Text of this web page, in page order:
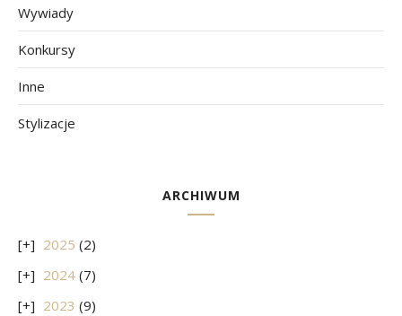
Wywiady
Konkursy
Inne
Stylizacje
ARCHIWUM
2025 (2)
2024 (7)
2023 (9)